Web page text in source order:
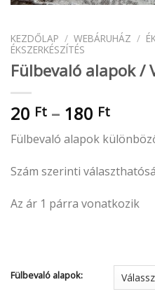
KEZDŐLAP / WEBÁRUHÁZ /
ÉKSZERKÉSZÍTÉS
Fülbevaló alapok /
20 Ft – 180 Ft
20 Ft
-
180 Ft
Fülbevaló alapok
Szám szerinti
Az ár 1 párra vonatkozik
Fülbevaló alapok: